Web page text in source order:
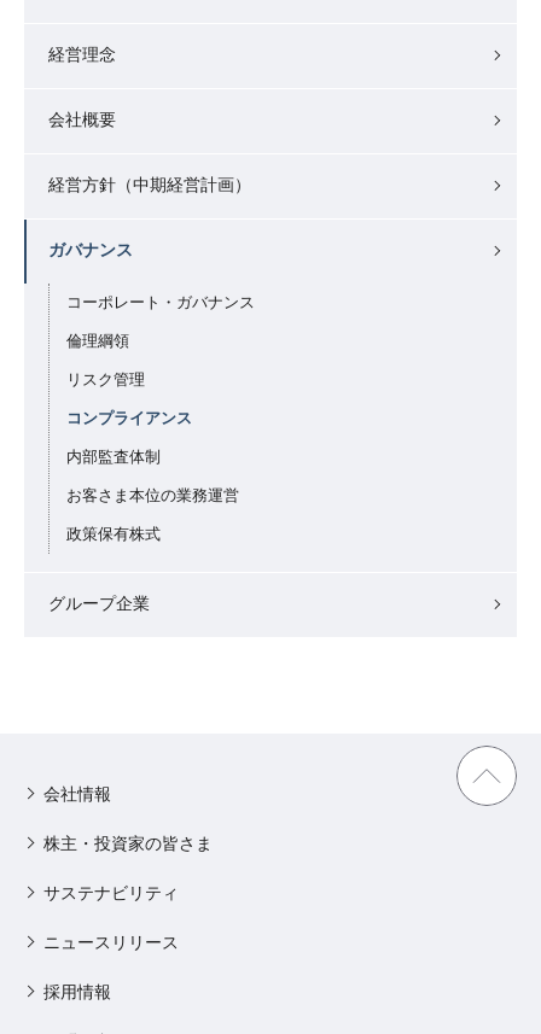
経営理念
会社概要
経営方針（中期経営計画）
ガバナンス
コーポレート・ガバナンス
倫理綱領
リスク管理
コンプライアンス
内部監査体制
お客さま本位の業務運営
政策保有株式
グループ企業
会社情報
株主・投資家の皆さま
サステナビリティ
ニュースリリース
採用情報